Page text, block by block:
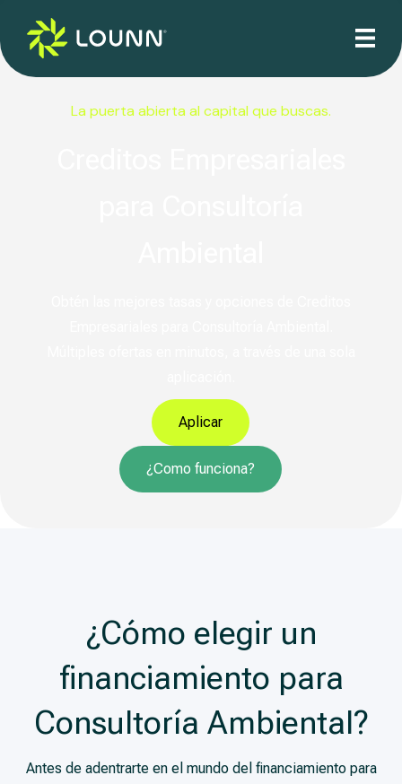
La puerta abierta al capital que buscas.
Aplicar
¿Como funciona?
¿Cómo elegir un
financiamiento para
Consultoría Ambiental?
Antes de adentrarte en el mundo del financiamiento para